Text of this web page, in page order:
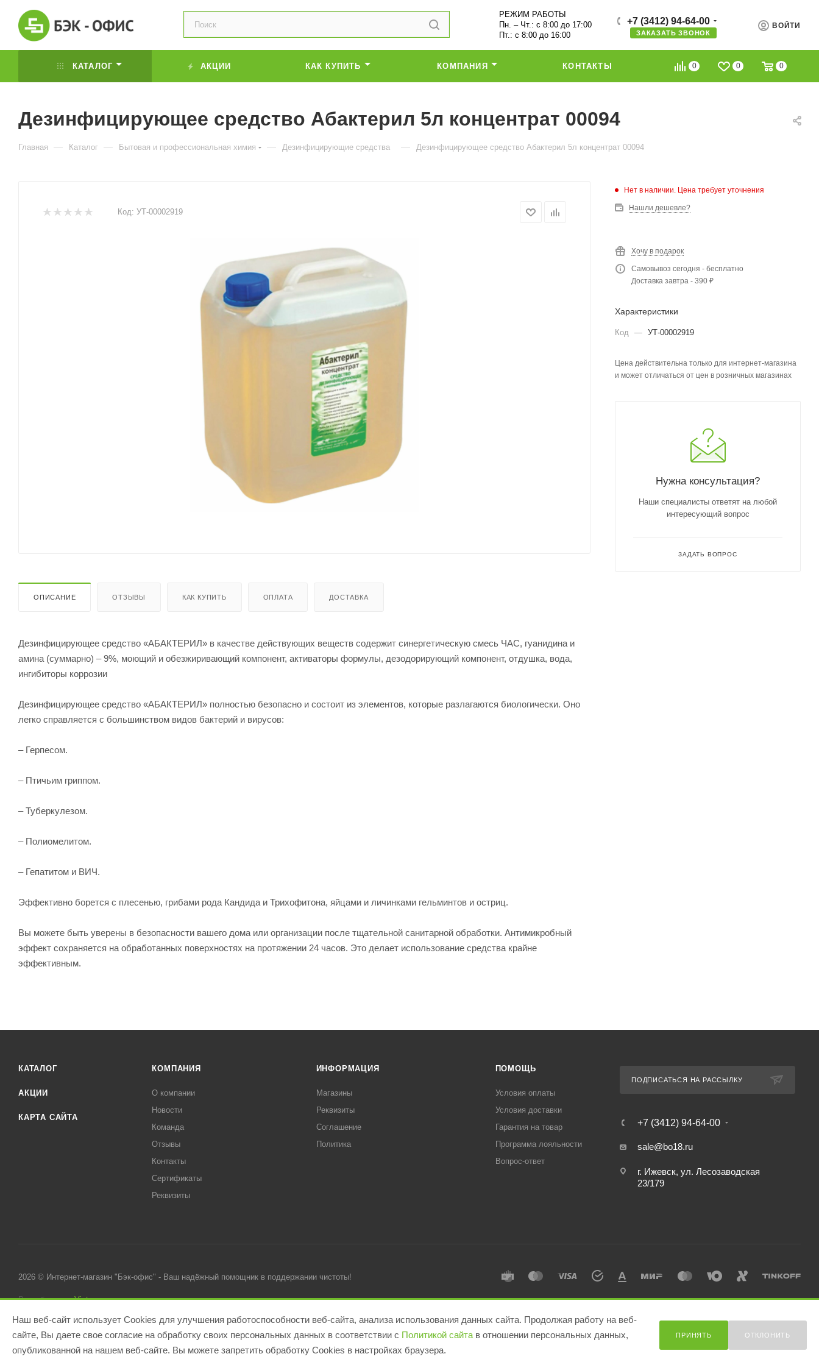
ВОЙТИ
РЕЖИМ РАБОТЫ
Пн. – Чт.: с 8:00 до 17:00
Пт.: с 8:00 до 16:00
+7 (3412) 94-64-00
ЗАКАЗАТЬ ЗВОНОК
0 0 0
КАТАЛОГ АКЦИИ КАК КУПИТЬ КОМПАНИЯ КОНТАКТЫ
Дезинфицирующее средство Абактерил 5л концентрат 00094
Главная — Каталог — Бытовая и профессиональная химия — Дезинфицирующие средства — Дезинфицирующее средство Абактерил 5л концентрат 00094
Код: УТ-00002919
ОПИСАНИЕ ОТЗЫВЫ КАК КУПИТЬ ОПЛАТА ДОСТАВКА
Дезинфицирующее средство «АБАКТЕРИЛ» в качестве действующих веществ содержит синергетическую смесь ЧАС, гуанидина и
амина (суммарно) – 9%, моющий и обезжиривающий компонент, активаторы формулы, дезодорирующий компонент, отдушка, вода,
ингибиторы коррозии
Дезинфицирующее средство «АБАКТЕРИЛ» полностью безопасно и состоит из элементов, которые разлагаются биологически. Оно
легко справляется с большинством видов бактерий и вирусов:
– Герпесом.
– Птичьим гриппом.
– Туберкулезом.
– Полиомелитом.
– Гепатитом и ВИЧ.
Эффективно борется с плесенью, грибами рода Кандида и Трихофитона, яйцами и личинками гельминтов и остриц.
Вы можете быть уверены в безопасности вашего дома или организации после тщательной санитарной обработки. Антимикробный
эффект сохраняется на обработанных поверхностях на протяжении 24 часов. Это делает использование средства крайне
эффективным.
Нет в наличии. Цена требует уточнения
Нашли дешевле?
Хочу в подарок
Самовывоз сегодня - бесплатно
Доставка завтра - 390 ₽
Характеристики
Код — УТ-00002919
Цена действительна только для интернет-магазина
и может отличаться от цен в розничных магазинах
Нужна консультация?
Наши специалисты ответят на любой
интересующий вопрос
ЗАДАТЬ ВОПРОС
КАТАЛОГ
АКЦИИ
КАРТА САЙТА
КОМПАНИЯ
О компании
Новости
Команда
Отзывы
Контакты
Сертификаты
Реквизиты
ИНФОРМАЦИЯ
Магазины
Реквизиты
Соглашение
Политика
ПОМОЩЬ
Условия оплаты
Условия доставки
Гарантия на товар
Программа лояльности
Вопрос-ответ
ПОДПИСАТЬСЯ НА РАССЫЛКУ
+7 (3412) 94-64-00
sale@bo18.ru
г. Ижевск, ул. Лесозаводская
23/179
2026 © Интернет-магазин "Бэк-офис" - Ваш надёжный помощник в поддержании чистоты!
Разработано вVictory
Наш веб-сайт использует Cookies для улучшения работоспособности веб-сайта, анализа использования данных сайта. Продолжая работу на веб-
сайте, Вы даете свое согласие на обработку своих персональных данных в соответствии с Политикой сайта в отношении персональных данных,
опубликованной на нашем веб-сайте. Вы можете запретить обработку Cookies в настройках браузера.
ПРИНЯТЬ ОТКЛОНИТЬ